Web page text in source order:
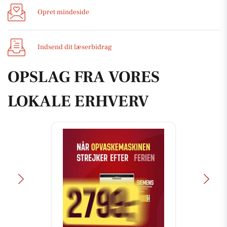
Opret mindeside
Indsend dit læserbidrag
OPSLAG FRA VORES
LOKALE ERHVERV